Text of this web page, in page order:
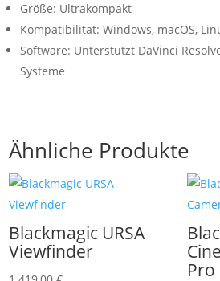
Größe: Ultrakompakt
Kompatibilität: Windows, macOS,
Software: Unterstützt DaVinci
Systeme
Ähnliche Produkte
Blackmagic URSA
Viewfinder
Pro